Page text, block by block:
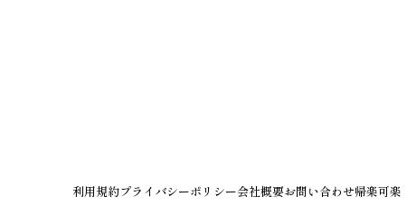
利用規約プライバシーポリシー会社概要お問い合わせ帰楽可楽